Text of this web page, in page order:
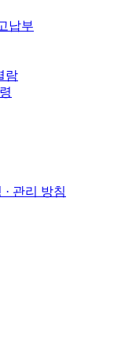
납부
람
관리 방침